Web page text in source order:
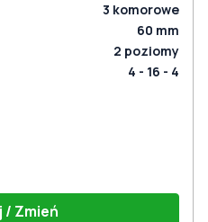
3 komorowe
60 mm
2 poziomy
4 - 16 - 4
/ Zmień